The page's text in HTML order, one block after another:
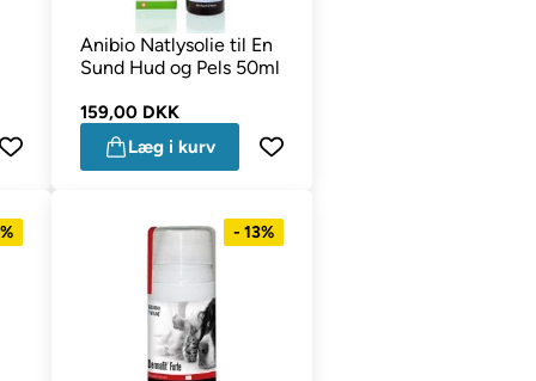
Anibio Natlysolie til En
Sund Hud og Pels 50ml
159,00 DKK
Læg i kurv
- 13%